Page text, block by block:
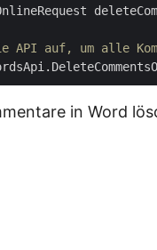
auf, um alle